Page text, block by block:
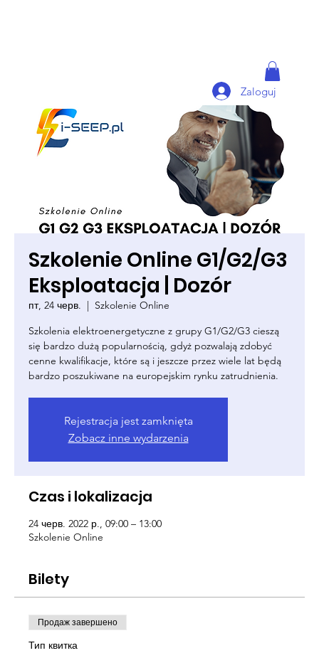
Zaloguj
Szkolenie Online G1/G2/G3
Eksploatacja | Dozór
пт, 24 черв.
  |
Szkolenie Online
Szkolenia elektroenergetyczne z grupy G1/G2/G3 cieszą
się bardzo dużą popularnością, gdyż pozwalają zdobyć
cenne kwalifikacje, które są i jeszcze przez wiele lat będą
bardzo poszukiwane na europejskim rynku zatrudnienia.
Rejestracja jest zamknięta
Zobacz inne wydarzenia
Czas i lokalizacja
24 черв. 2022 р., 09:00 – 13:00
Szkolenie Online
Bilety
Продаж завершено
Тип квитка